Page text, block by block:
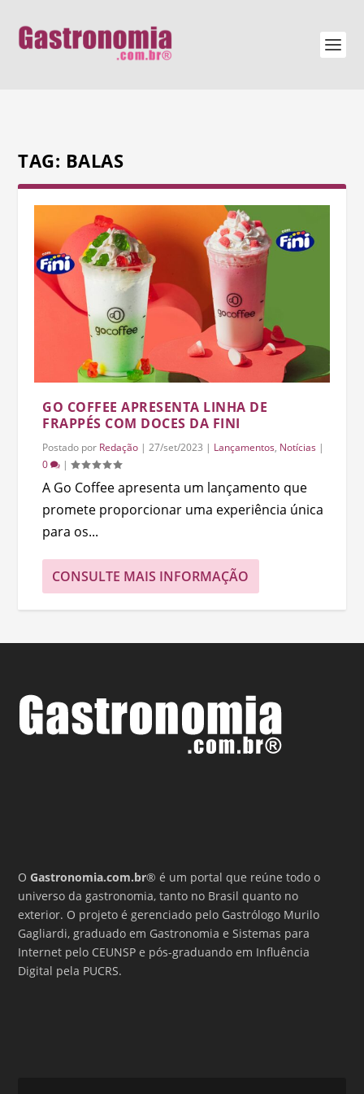
TAG: BALAS
GO COFFEE APRESENTA LINHA DE
FRAPPÉS COM DOCES DA FINI
Postado por Redação |27/set/2023 | Lançamentos, Notícias |
0
|
A Go Coffee apresenta um lançamento que
promete proporcionar uma experiência única
para os...
CONSULTE MAIS INFORMAÇÃO
OGastronomia.com.br® é um portal que reúne todo o
universo da gastronomia, tanto no Brasil quanto no
exterior. O projeto é gerenciado pelo Gastrólogo Murilo
Gagliardi, graduado em Gastronomia e Sistemas para
Internet pelo CEUNSP e pós-graduando em Influência
Digital pela PUCRS.